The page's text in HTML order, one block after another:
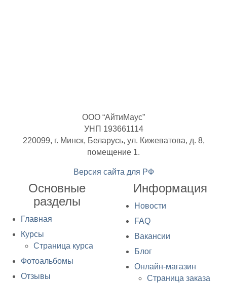
ООО “АйтиМаус”
УНП 193661114
220099, г. Минск, Беларусь, ул. Кижеватова, д. 8,
помещение 1.
Версия сайта для РФ
Основные
разделы
Главная
Курсы
Страница курса
Фотоальбомы
Отзывы
Информация
Новости
FAQ
Вакансии
Блог
Онлайн-магазин
Страница заказа